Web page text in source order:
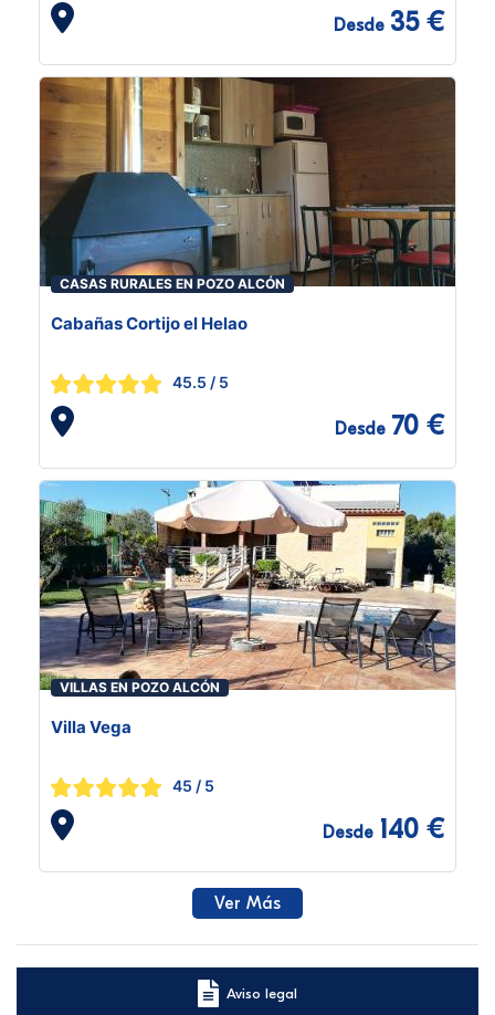
Desde 35 €
CASAS RURALES EN POZO ALCÓN
Cabañas Cortijo el Helao
45.5 / 5
Desde 70 €
VILLAS EN POZO ALCÓN
Villa Vega
45 / 5
Desde 140 €
Ver Más
Aviso legal